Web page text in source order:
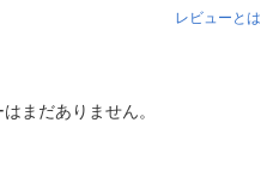
レビューとは
まだありません。